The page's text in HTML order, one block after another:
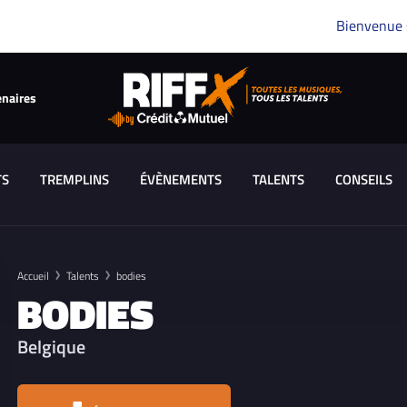
Bienvenue
TREMPLINS ÉVÈNEMENTS TALENTS CONSEILS
Accueil Talents bodies
BODIES
Belgique